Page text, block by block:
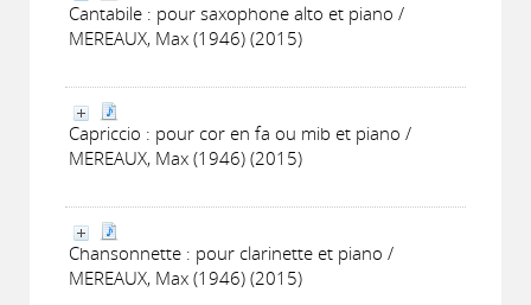
Cantabile : pour saxophone alto et piano /
MEREAUX, Max (1946) (2015)
Capriccio : pour cor en fa ou mib et piano /
MEREAUX, Max (1946) (2015)
Chansonnette : pour clarinette et piano /
MEREAUX, Max (1946) (2015)